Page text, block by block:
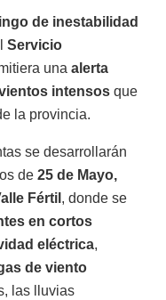
de inestabilidad
Servicio
una alerta
intensos que
la provincia.
se desarrollarán
de 25 de Mayo,
Fértil , donde se
en cortos
eléctrica,
de viento
las lluvias